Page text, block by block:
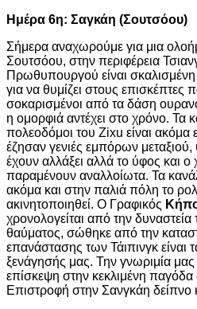
Ημέρα 6η: Σαγκάη (Σουτσόου)
Σήμερα αναχωρούμε για μια
Σουτσόου, στην περιφέρεια
Πρωθυπουργού είναι
για να θυμίζει στους
σοκαρισμένοι από τα δάση
η ομορφιά αντέχει στο χρόνο. Τα
πολεοδόμοι του Zixu είναι ακόμα
έζησαν γενιές εμπόρων
έχουν αλλάξει αλλά το ύφος και
παραμένουν αναλλοίωτα. Τα
ακόμα και στην παλιά πόλη το
ακινητοποιηθεί. Ο Γραφικός
χρονολογείται από την
θαύματος, σώθηκε από την
επανάστασης των Τάιπινγκ είναι
ξενάγησής μας. Την γνωριμία μας
επίσκεψη στην κεκλιμένη παγόδα
Επιστροφή στην Σανγκάη δείπνο